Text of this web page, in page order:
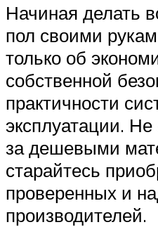
Начиная делать
пол своими
только об
собственной
практичности
эксплуатации. Не
за дешевыми
старайтесь
проверенных и
производителей.